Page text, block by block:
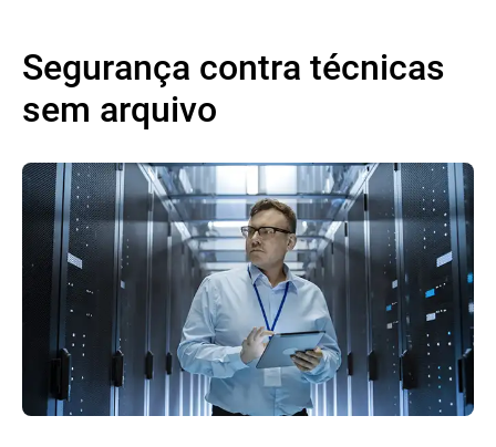
Segurança contra técnicas
sem arquivo